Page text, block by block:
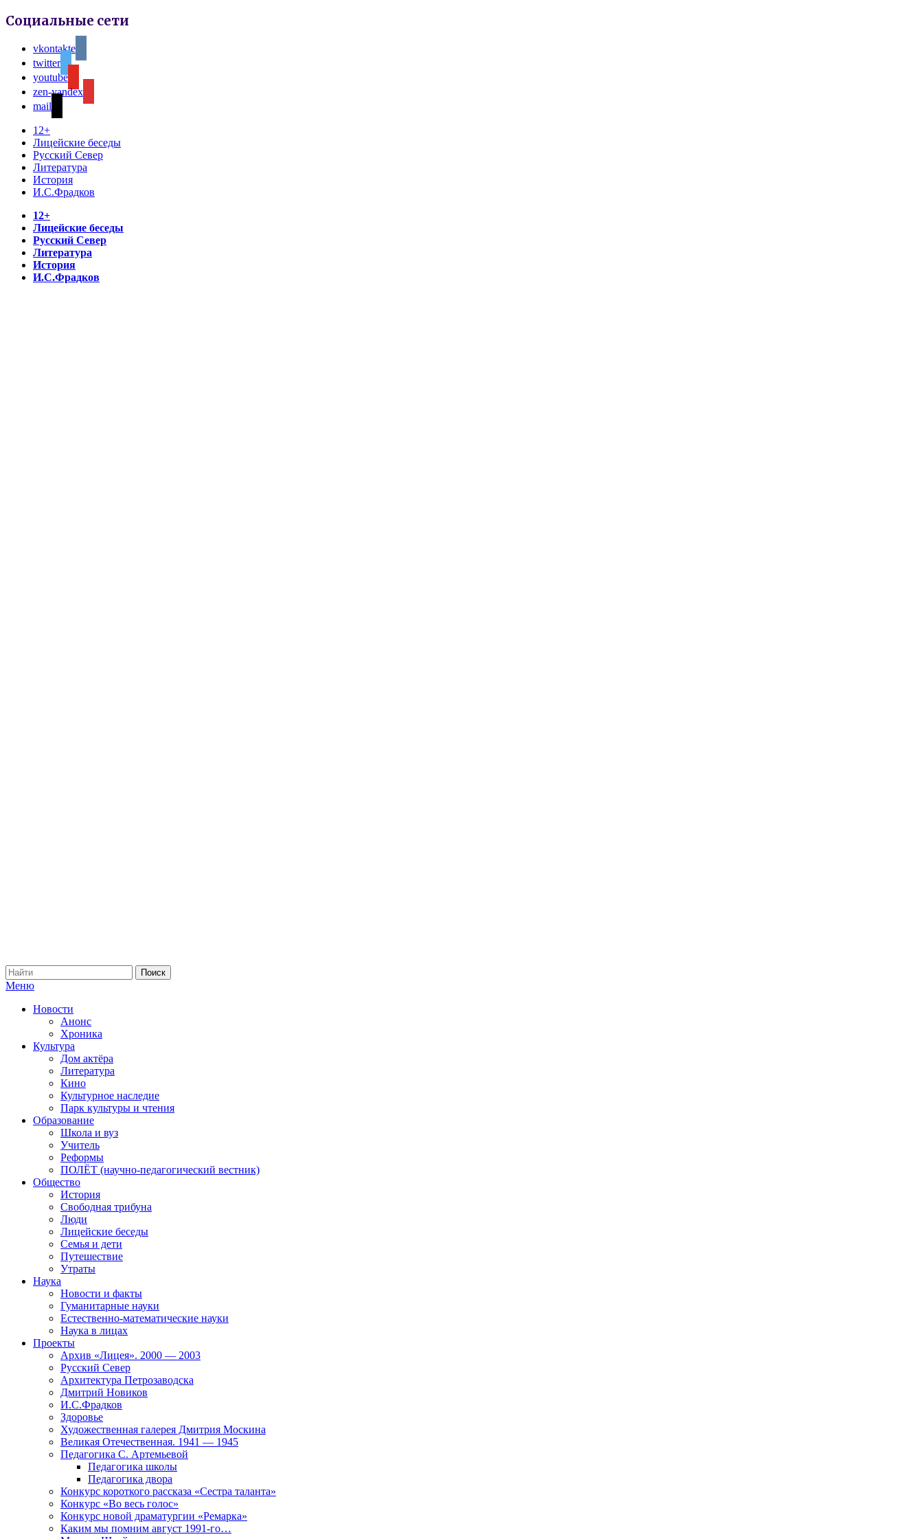
Социальные сети
vkontakte
twitter
youtube
zen-yandex
mail
12+
Лицейские беседы
Русский Север
Литература
История
И.С.Фрадков
12+
Лицейские беседы
Русский Север
Литература
История
И.С.Фрадков
Меню
Новости
Анонс
Хроника
Культура
Дом актёра
Литература
Кино
Культурное наследие
Парк культуры и чтения
Образование
Школа и вуз
Учитель
Реформы
ПОЛЁТ (научно-педагогический вестник)
Общество
История
Свободная трибуна
Люди
Лицейские беседы
Семья и дети
Путешествие
Утраты
Наука
Новости и факты
Гуманитарные науки
Естественно-математические науки
Наука в лицах
Проекты
Архив «Лицея». 2000 — 2003
Русский Север
Архитектура Петрозаводска
Дмитрий Новиков
И.С.Фрадков
Здоровье
Художественная галерея Дмитрия Москина
Великая Отечественная. 1941 — 1945
Педагогика С. Артемьевой
Педагогика школы
Педагогика двора
Конкурс короткого рассказа «Сестра таланта»
Конкурс «Во весь голос»
Конкурс новой драматургии «Ремарка»
Каким мы помним август 1991-го…